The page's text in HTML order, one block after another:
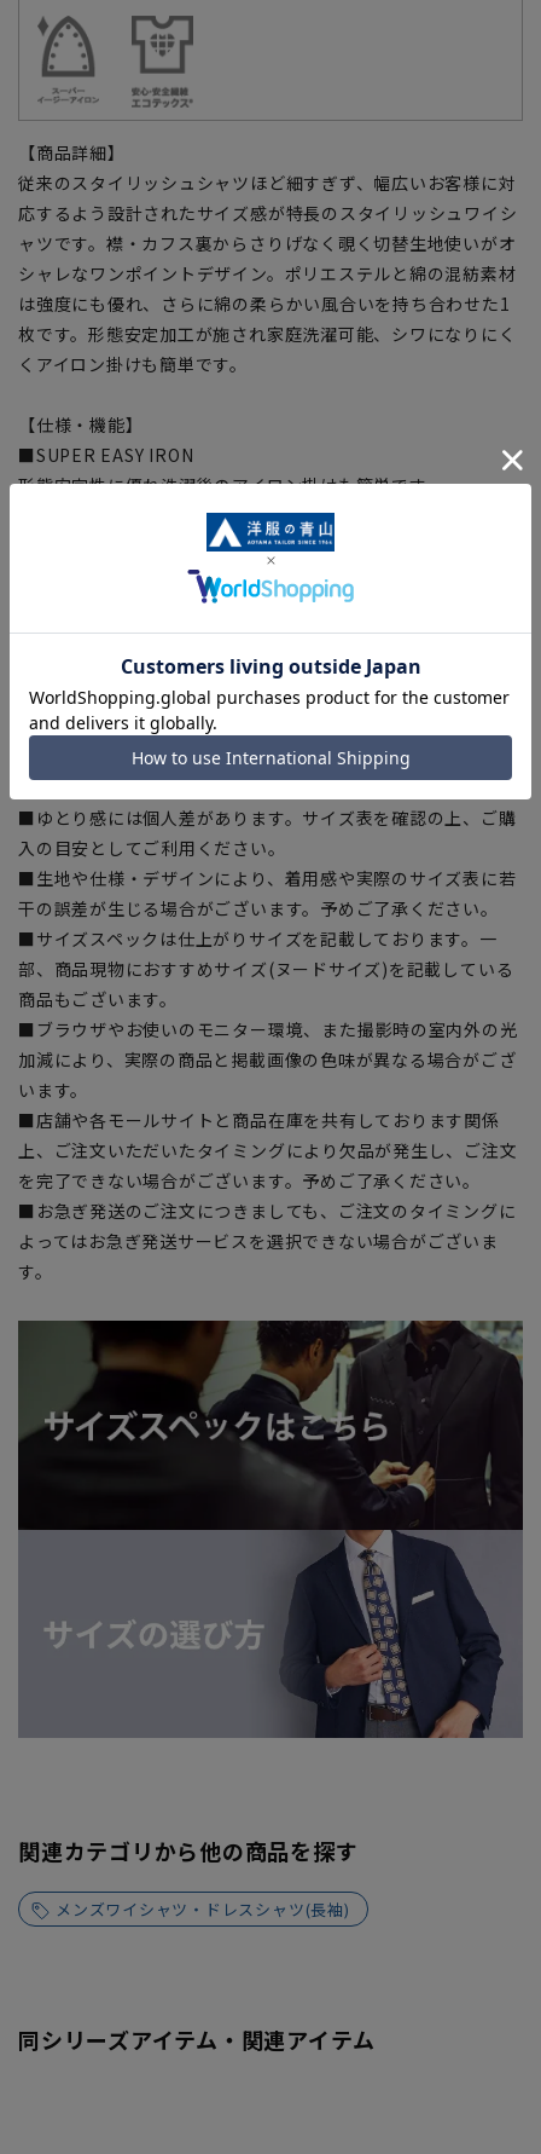
【商品詳細】
従来のスタイリッシュシャツほど細すぎず、幅広いお客様に対
応するよう設計されたサイズ感が特長のスタイリッシュワイシ
ャツです。襟・カフス裏からさりげなく覗く切替生地使いがオ
シャレなワンポイントデザイン。ポリエステルと綿の混紡素材
は強度にも優れ、さらに綿の柔らかい風合いを持ち合わせた1
枚です。形態安定加工が施され家庭洗濯可能、シワになりにく
くアイロン掛けも簡単です。
【仕様・機能】
■SUPER EASY IRON
形態安定性に優れ洗濯後のアイロン掛けも簡単です。
繊維製品の国際的な安全基準であるエコテックス(R)に認証さ
れた、生地から付属まですべてが厳しい基準をクリアした素材
を使用。安全を安心して着用いただけます。
【シルエット】《やや細め(スッキリ)》 (当社比)
【商品に関するご注意】
■商品画像はサンプルのため、色味やサイズ等の仕様に変更が
ある場合がございますので、予めご了承ください。
■ゆとり感には個人差があります。サイズ表を確認の上、ご購
入の目安としてご利用ください。
■生地や仕様・デザインにより、着用感や実際のサイズ表に若
干の誤差が生じる場合がございます。予めご了承ください。
■サイズスペックは仕上がりサイズを記載しております。一
部、商品現物におすすめサイズ(ヌードサイズ)を記載している
商品もございます。
■ブラウザやお使いのモニター環境、また撮影時の室内外の光
加減により、実際の商品と掲載画像の色味が異なる場合がござ
います。
■店舗や各モールサイトと商品在庫を共有しております関係
上、ご注文いただいたタイミングにより欠品が発生し、ご注文
を完了できない場合がございます。予めご了承ください。
■お急ぎ発送のご注文につきましても、ご注文のタイミングに
よってはお急ぎ発送サービスを選択できない場合がございま
す。
関連カテゴリから他の商品を探す
メンズワイシャツ・ドレスシャツ(長袖)
同シリーズアイテム・関連アイテム